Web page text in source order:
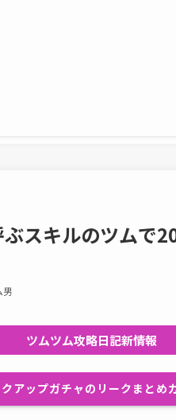
ぶスキルのツムで
男
ツムツム攻略日記新情報
アップガチャのリークまとめ